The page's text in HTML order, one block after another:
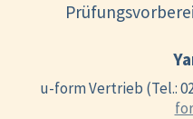
u-form Vertrieb (Tel.: